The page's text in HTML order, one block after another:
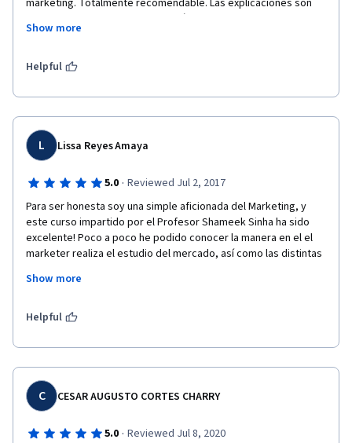
marketing. Totalmente recomendable. Las explicaciones son
muy bien llevadas y no resulta difícil de seguir si se presta
atención e interés. Estoy realmente contento de haber seguido
alumno es hispanohablante.
Show more
Helpful
L Lissa Reyes Amaya
5.0 · Reviewed Jul 2, 2017
Para ser honesta soy una simple aficionada del Marketing, y
este curso impartido por el Profesor Shameek Sinha ha sido
excelente! Poco a poco he podido conocer la manera en el el
marketer realiza el estudio del mercado, así como las distintas
la plataforma de Course dado que es muy amigable y fácil de
Show more
Helpful
C CESAR AUGUSTO CORTES CHARRY
5.0 · Reviewed Jul 8, 2020